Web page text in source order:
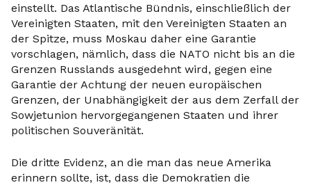
einstellt. Das Atlantische Bündnis, einschließlich der
Vereinigten Staaten, mit den Vereinigten Staaten an
der Spitze, muss Moskau daher eine Garantie
vorschlagen, nämlich, dass die NATO nicht bis an die
Grenzen Russlands ausgedehnt wird, gegen eine
Garantie der Achtung der neuen europäischen
Grenzen, der Unabhängigkeit der aus dem Zerfall der
Sowjetunion hervorgegangenen Staaten und ihrer
politischen Souveränität.
Die dritte Evidenz, an die man das neue Amerika
erinnern sollte, ist, dass die Demokratien die